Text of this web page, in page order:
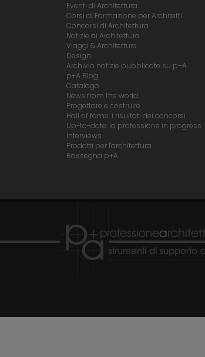
Eventi di Architettura
Corsi di Formazione per Architetti
Concorsi di Architettura
Notizie di Architettura
Viaggi & Architetture
Design
Archivio notizie pubblicate su p+A
p+A Blog
Catalogo
News from the world
Progettare e costruire
Hall of fame. i risultati dei concorsi
Up-to-date: la professione in progress
Interviews
Prodotti per l'architettura
Rassegna p+A